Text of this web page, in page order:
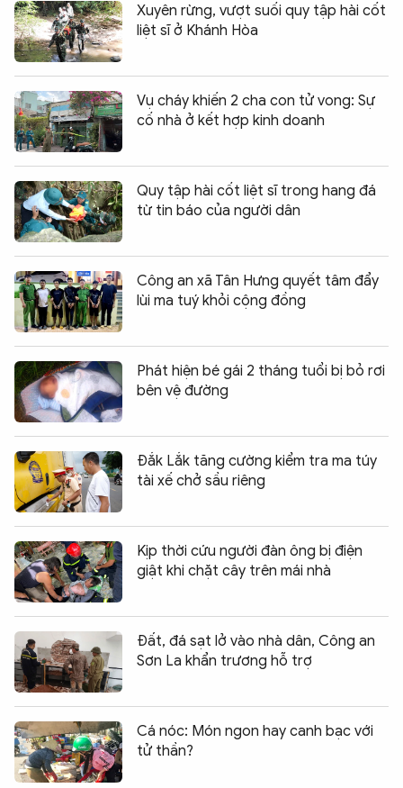
Xuyên rừng, vượt suối quy tập hài cốt
liệt sĩ ở Khánh Hòa
Vụ cháy khiến 2 cha con tử vong: Sự
cố nhà ở kết hợp kinh doanh
Quy tập hài cốt liệt sĩ trong hang đá
từ tin báo của người dân
Công an xã Tân Hưng quyết tâm đẩy
lùi ma tuý khỏi cộng đồng
Phát hiện bé gái 2 tháng tuổi bị bỏ rơi
bên vệ đường
Đắk Lắk tăng cường kiểm tra ma túy
tài xế chở sầu riêng
Kịp thời cứu người đàn ông bị điện
giật khi chặt cây trên mái nhà
Đất, đá sạt lở vào nhà dân, Công an
Sơn La khẩn trương hỗ trợ
Cá nóc: Món ngon hay canh bạc với
tử thần?